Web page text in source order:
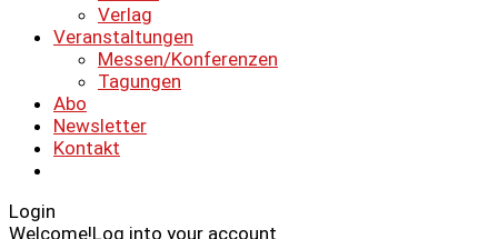
Verlag
Veranstaltungen
Messen/Konferenzen
Tagungen
Abo
Newsletter
Kontakt
Login
Welcome!Log into your account